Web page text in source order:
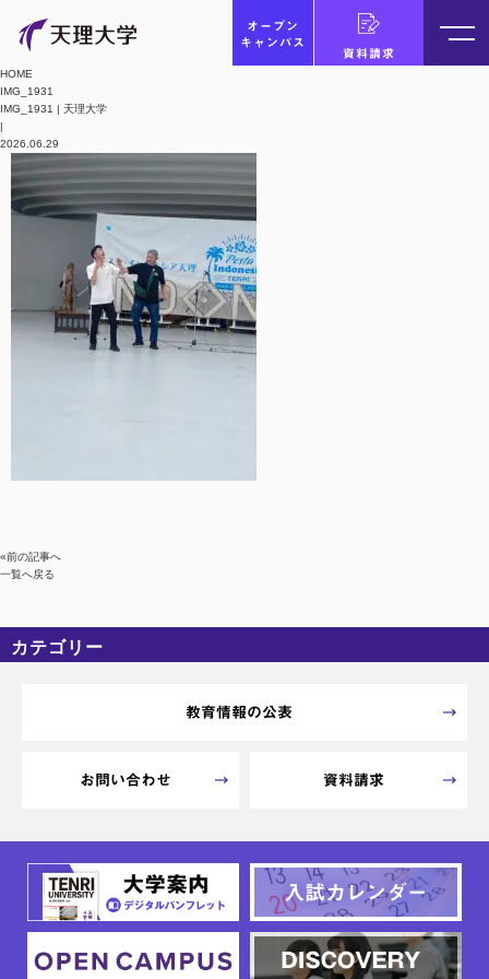
オープン
キャンパス
資料請求
HOME
IMG_1931
IMG_1931 | 天理大学
|
2026.06.29
«前の記事へ
一覧へ戻る
カテゴリー
教育情報の公表
お問い合わせ 資料請求